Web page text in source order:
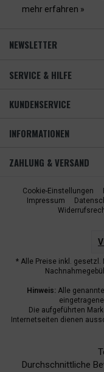
mehr erfahren »
NEWSLETTER
SERVICE & HILFE
KUNDENSERVICE
INFORMATIONEN
ZAHLUNG & VERSAND
Cookie-Einstellungen
Impressum
* Alle Preise inkl.
Hinweis: Alle
Die aufgeführten
Internetseiten dienen
Durchschnittliche